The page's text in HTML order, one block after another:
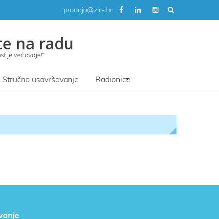
prodaja@zirs.hr
na radu
je već ovdje!“
Stručno usavršavanje Radionice